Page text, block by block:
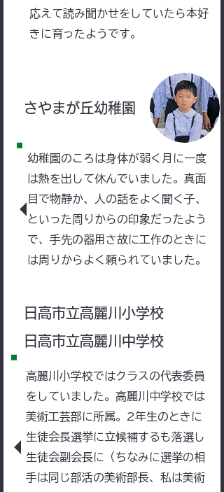
応えて読み聞かせをしていたら本好
きに育ったようです。
​さやまが丘幼稚園
幼稚園のころは身体が弱く月に一度
は熱を出して休んでいました。​ 真面
目で物静か、人の話をよく聞く子、
といった周りからの印象だったよう
で、手先の器用さ故に工作のときに
は周りからよく頼られていました。
日高市立高麗川小学校
​日高市立高麗川中学校
高麗川小学校ではクラスの代表委員
をしていました。高麗川 中学校では
美術工芸部に所属。2年生のときに
生徒会長選挙に立候補するも落選し
生徒会副会長に（ちなみに選挙の相
手は同じ部活の美術部長、私は美術